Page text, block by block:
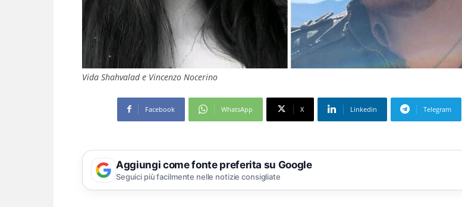
Vida Shahvalad e Vincenzo Nocerino
Facebook WhatsApp X Linkedin Telegram
Aggiungi come fonte preferita su Google
Seguici più facilmente nelle notizie consigliate